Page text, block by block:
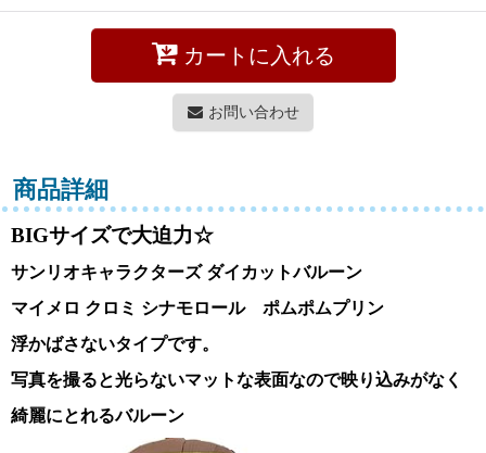
カートに入れる
お問い合わせ
商品詳細
BIGサイズで大迫力☆
サンリオキャラクターズ ダイカットバルーン
マイメロ クロミ シナモロール ポムポムプリン
浮かばさないタイプです。
写真を撮ると光らないマットな表面なので映り込みがなく
綺麗にとれるバルーン